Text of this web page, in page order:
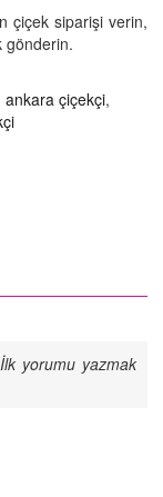
çiçek siparişi verin,
gönderin.
ankara çiçekçi,
yorumu yazmak